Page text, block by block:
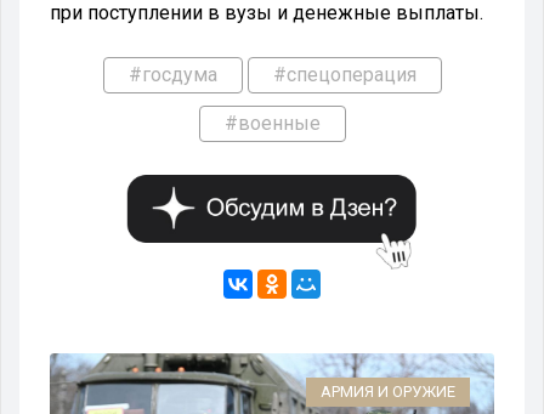
при поступлении в вузы и денежные выплаты.
#госдума #спецоперация
#военные
АРМИЯ И ОРУЖИЕ